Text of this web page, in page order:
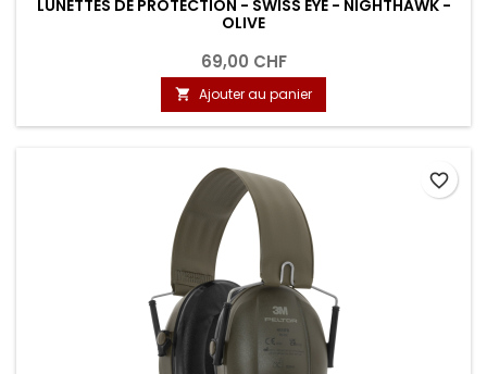
LUNETTES DE PROTECTION - SWISS EYE - NIGHTHAWK -
OLIVE
69,00 CHF
 Ajouter au panier
favorite_border